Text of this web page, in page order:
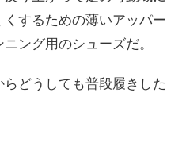
するための薄いアッパー
ング用のシューズだ。
どうしても普段履きした